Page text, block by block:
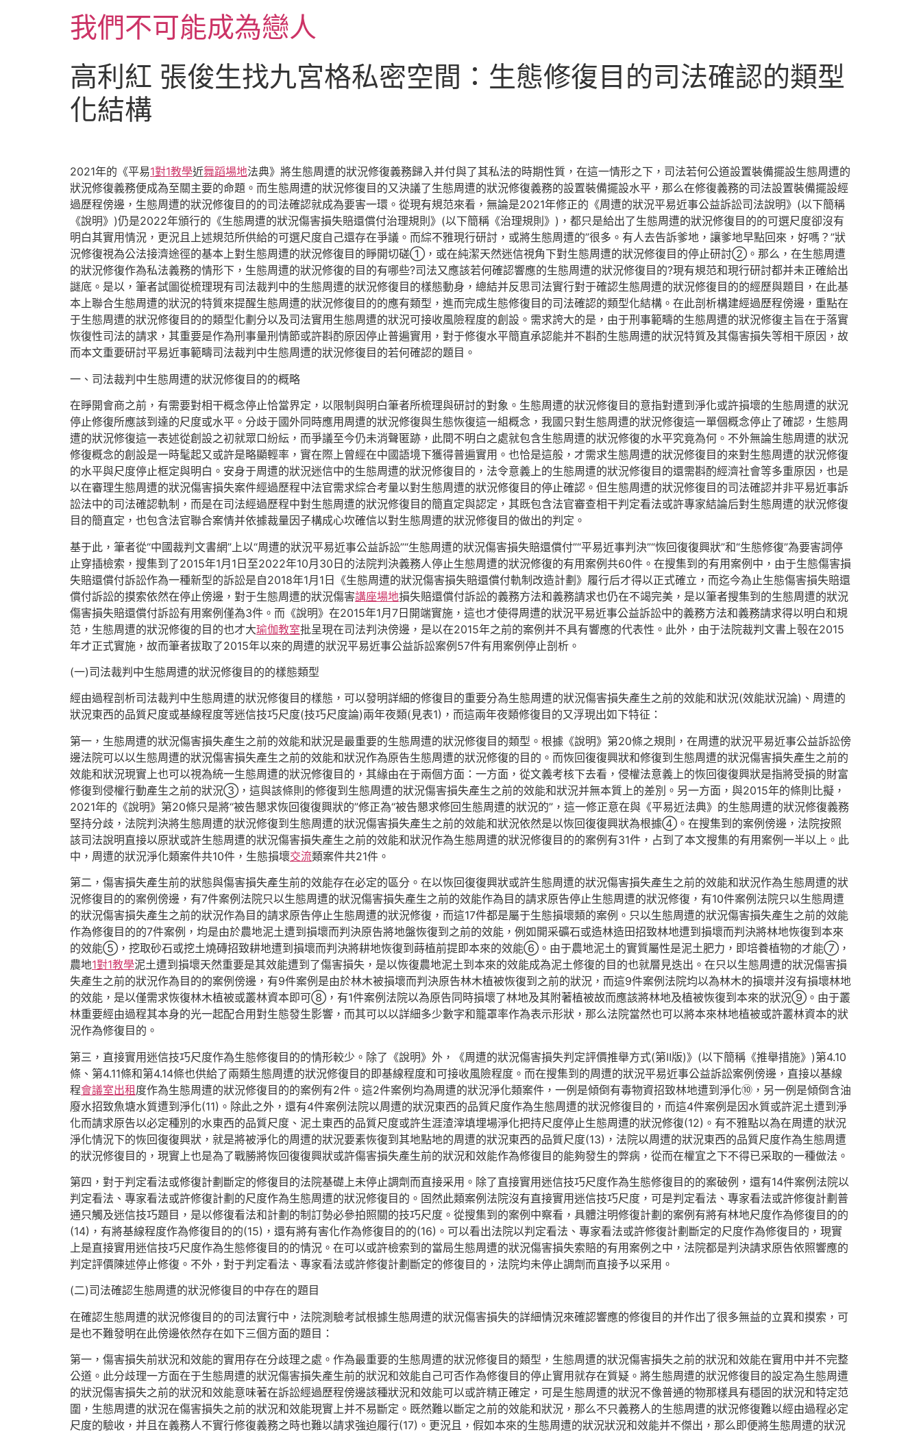
我們不可能成為戀人
高利紅 張俊生找九宮格私密空間：生態修復目的司法確認的類型
化結構
2021年的《平易1對1教學近舞蹈場地法典》將生態周遭的狀況修復義務歸入并付與了其私法的時期性質，在這一情形之下，司法若何公道設置裝備擺設生態周遭的
狀況修復義務便成為至關主要的命題。而生態周遭的狀況修復目的又決議了生態周遭的狀況修復義務的設置裝備擺設水平，那么在修復義務的司法設置裝備擺設經
過歷程傍邊，生態周遭的狀況修復目的的司法確認就成為要害一環。從現有規范來看，無論是2021年修正的《周遭的狀況平易近事公益訴訟司法說明》(以下簡稱
《說明》)仍是2022年頒行的《生態周遭的狀況傷害損失賠還償付治理規則》(以下簡稱《治理規則》)，都只是給出了生態周遭的狀況修復目的的可選尺度卻沒有
明白其實用情況，更況且上述規范所供給的可選尺度自己還存在爭議。而綜不雅現行研討，或將生態周遭的”很多。有人去告訴爹地，讓爹地早點回來，好嗎？”狀
況修復視為公法接濟途徑的基本上對生態周遭的狀況修復目的睜開切磋①，或在純潔天然迷信視角下對生態周遭的狀況修復目的停止研討②。那么，在生態周遭
的狀況修復作為私法義務的情形下，生態周遭的狀況修復的目的有哪些?司法又應該若何確認響應的生態周遭的狀況修復目的?現有規范和現行研討都并未正確給出
謎底。是以，筆者試圖從梳理現有司法裁判中的生態周遭的狀況修復目的樣態動身，總結并反思司法實行對于確認生態周遭的狀況修復目的的經歷與題目，在此基
本上聯合生態周遭的狀況的特質來提醒生態周遭的狀況修復目的的應有類型，進而完成生態修復目的司法確認的類型化結構。在此剖析構建經過歷程傍邊，重點在
于生態周遭的狀況修復目的的類型化劃分以及司法實用生態周遭的狀況可接收風險程度的創設。需求誇大的是，由于刑事範疇的生態周遭的狀況修復主旨在于落實
恢復性司法的請求，其重要是作為刑事量刑情節或許斟酌原因停止普遍實用，對于修復水平簡直承認能并不斟酌生態周遭的狀況特質及其傷害損失等相干原因，故
而本文重要研討平易近事範疇司法裁判中生態周遭的狀況修復目的若何確認的題目。
一、司法裁判中生態周遭的狀況修復目的的概略
在睜開會商之前，有需要對相干概念停止恰當界定，以限制與明白筆者所梳理與研討的對象。生態周遭的狀況修復目的意指對遭到淨化或許損壞的生態周遭的狀況
停止修復所應該到達的尺度或水平。分歧于國外同時應用周遭的狀況修復與生態恢復這一組概念，我國只對生態周遭的狀況修復這一單個概念停止了確認，生態周
遭的狀況修復這一表述從創設之初就眾口紛紜，而爭議至今仍未消聲匿跡，此間不明白之處就包含生態周遭的狀況修復的水平究竟為何。不外無論生態周遭的狀況
修復概念的創設是一時髦起又或許是略顯輕率，實在際上曾經在中國語境下獲得普遍實用。也恰是這般，才需求生態周遭的狀況修復目的來對生態周遭的狀況修復
的水平與尺度停止框定與明白。安身于周遭的狀況迷信中的生態周遭的狀況修復目的，法令意義上的生態周遭的狀況修復目的還需斟酌經濟社會等多重原因，也是
以在審理生態周遭的狀況傷害損失案件經過歷程中法官需求綜合考量以對生態周遭的狀況修復目的停止確認。但生態周遭的狀況修復目的司法確認并非平易近事訴
訟法中的司法確認軌制，而是在司法經過歷程中對生態周遭的狀況修復目的簡直定與認定，其既包含法官審查相干判定看法或許專家結論后對生態周遭的狀況修復
目的簡直定，也包含法官聯合案情并依據裁量因子構成心坎確信以對生態周遭的狀況修復目的做出的判定。
基于此，筆者從“中國裁判文書網”上以“周遭的狀況平易近事公益訴訟”“生態周遭的狀況傷害損失賠還償付”“平易近事判決”“恢回復復興狀”和“生態修復”為要害詞停
止穿插檢索，搜集到了2015年1月1日至2022年10月30日的法院判決義務人停止生態周遭的狀況修復的有用案例共60件。在搜集到的有用案例中，由于生態傷害損
失賠還償付訴訟作為一種新型的訴訟是自2018年1月1日《生態周遭的狀況傷害損失賠還償付軌制改造計劃》履行后才得以正式確立，而迄今為止生態傷害損失賠還
償付訴訟的摸索依然在停止傍邊，對于生態周遭的狀況傷害講座場地損失賠還償付訴訟的義務方法和義務請求也仍在不竭完美，是以筆者搜集到的生態周遭的狀況
傷害損失賠還償付訴訟有用案例僅為3件。而《說明》在2015年1月7日開端實施，這也才使得周遭的狀況平易近事公益訴訟中的義務方法和義務請求得以明白和規
范，生態周遭的狀況修復的目的也才大瑜伽教室批呈現在司法判決傍邊，是以在2015年之前的案例并不具有響應的代表性。此外，由于法院裁判文書上彀在2015
年才正式實施，故而筆者拔取了2015年以來的周遭的狀況平易近事公益訴訟案例57件有用案例停止剖析。
(一)司法裁判中生態周遭的狀況修復目的的樣態類型
經由過程剖析司法裁判中生態周遭的狀況修復目的樣態，可以發明詳細的修復目的重要分為生態周遭的狀況傷害損失產生之前的效能和狀況(效能狀況論)、周遭的
狀況東西的品質尺度或基線程度等迷信技巧尺度(技巧尺度論)兩年夜類(見表1)，而這兩年夜類修復目的又浮現出如下特征：
第一，生態周遭的狀況傷害損失產生之前的效能和狀況是最重要的生態周遭的狀況修復目的類型。根據《說明》第20條之規則，在周遭的狀況平易近事公益訴訟傍
邊法院可以以生態周遭的狀況傷害損失產生之前的效能和狀況作為原告生態周遭的狀況修復的目的。而恢回復復興狀和修復到生態周遭的狀況傷害損失產生之前的
效能和狀況現實上也可以視為統一生態周遭的狀況修復目的，其緣由在于兩個方面：一方面，從文義考核下去看，侵權法意義上的恢回復復興狀是指將受損的財富
修復到侵權行動產生之前的狀況③，這與該條則的修復到生態周遭的狀況傷害損失產生之前的效能和狀況并無本質上的差別。另一方面，與2015年的條則比擬，
2021年的《說明》第20條只是將“被告懇求恢回復復興狀的”修正為“被告懇求修回生態周遭的狀況的”，這一修正意在與《平易近法典》的生態周遭的狀況修復義務
堅持分歧，法院判決將生態周遭的狀況修復到生態周遭的狀況傷害損失產生之前的效能和狀況依然是以恢回復復興狀為根據④。在搜集到的案例傍邊，法院按照
該司法說明直接以原狀或許生態周遭的狀況傷害損失產生之前的效能和狀況作為生態周遭的狀況修復目的的案例有31件，占到了本文搜集的有用案例一半以上。此
中，周遭的狀況淨化類案件共10件，生態損壞交流類案件共21件。
第二，傷害損失產生前的狀態與傷害損失產生前的效能存在必定的區分。在以恢回復復興狀或許生態周遭的狀況傷害損失產生之前的效能和狀況作為生態周遭的狀
況修復目的的案例傍邊，有7件案例法院只以生態周遭的狀況傷害損失產生之前的效能作為目的請求原告停止生態周遭的狀況修復，有10件案例法院只以生態周遭
的狀況傷害損失產生之前的狀況作為目的請求原告停止生態周遭的狀況修復，而這17件都是屬于生態損壞類的案例。只以生態周遭的狀況傷害損失產生之前的效能
作為修復目的的7件案例，均是由於農地泥土遭到損壞而判決原告將地盤恢復到之前的效能，例如開采礦石或造林造田招致林地遭到損壞而判決將林地恢復到本來
的效能⑤，挖取砂石或挖土燒磚招致耕地遭到損壞而判決將耕地恢復到蒔植前提即本來的效能⑥。由于農地泥土的實質屬性是泥土肥力，即培養植物的才能⑦，
農地1對1教學泥土遭到損壞天然重要是其效能遭到了傷害損失，是以恢復農地泥土到本來的效能成為泥土修復的目的也就層見迭出。在只以生態周遭的狀況傷害損
失產生之前的狀況作為目的的案例傍邊，有9件案例是由於林木被損壞而判決原告林木植被恢復到之前的狀況，而這9件案例法院均以為林木的損壞并沒有損壞林地
的效能，是以僅需求恢復林木植被或叢林資本即可⑧，有1件案例法院以為原告同時損壞了林地及其附著植被故而應該將林地及植被恢復到本來的狀況⑨。由于叢
林重要經由過程其本身的光一起配合用對生態發生影響，而其可以以詳細多少數字和籠罩率作為表示形狀，那么法院當然也可以將本來林地植被或許叢林資本的狀
況作為修復目的。
第三，直接實用迷信技巧尺度作為生態修復目的的情形較少。除了《說明》外，《周遭的狀況傷害損失判定評價推舉方式(第Ⅱ版)》(以下簡稱《推舉措施》)第4.10
條、第4.11條和第4.14條也供給了兩類生態周遭的狀況修復目的即基線程度和可接收風險程度。而在搜集到的周遭的狀況平易近事公益訴訟案例傍邊，直接以基線
程會議室出租度作為生態周遭的狀況修復目的的案例有2件。這2件案例均為周遭的狀況淨化類案件，一例是傾倒有毒物資招致林地遭到淨化⑩，另一例是傾倒含油
廢水招致魚塘水質遭到淨化(11)。除此之外，還有4件案例法院以周遭的狀況東西的品質尺度作為生態周遭的狀況修復目的，而這4件案例是因水質或許泥土遭到淨
化而請求原告以必定種別的水東西的品質尺度、泥土東西的品質尺度或許生涯渣滓填埋場淨化把持尺度停止生態周遭的狀況修復(12)。有不雅點以為在周遭的狀況
淨化情況下的恢回復復興狀，就是將被淨化的周遭的狀況要素恢復到其地點地的周遭的狀況東西的品質尺度(13)，法院以周遭的狀況東西的品質尺度作為生態周遭
的狀況修復目的，現實上也是為了戰勝將恢回復復興狀或許傷害損失產生前的狀況和效能作為修復目的能夠發生的弊病，從而在權宜之下不得已采取的一種做法。
第四，對于判定看法或修復計劃斷定的修復目的法院基礎上未停止調劑而直接采用。除了直接實用迷信技巧尺度作為生態修復目的的案破例，還有14件案例法院以
判定看法、專家看法或許修復計劃的尺度作為生態周遭的狀況修復目的。固然此類案例法院沒有直接實用迷信技巧尺度，可是判定看法、專家看法或許修復計劃普
通只觸及迷信技巧題目，是以修復看法和計劃的制訂勢必參拍照關的技巧尺度。從搜集到的案例中察看，具體注明修復計劃的案例有將有林地尺度作為修復目的的
(14)，有將基線程度作為修復目的的(15)，還有將有害化作為修復目的的(16)。可以看出法院以判定看法、專家看法或許修復計劃斷定的尺度作為修復目的，現實
上是直接實用迷信技巧尺度作為生態修復目的的情況。在可以或許檢索到的當局生態周遭的狀況傷害損失索賠的有用案例之中，法院都是判決請求原告依照響應的
判定評價陳述停止修復。不外，對于判定看法、專家看法或許修復計劃斷定的修復目的，法院均未停止調劑而直接予以采用。
(二)司法確認生態周遭的狀況修復目的中存在的題目
在確認生態周遭的狀況修復目的的司法實行中，法院測驗考試根據生態周遭的狀況傷害損失的詳細情況來確認響應的修復目的并作出了很多無益的立異和摸索，可
是也不難發明在此傍邊依然存在如下三個方面的題目：
第一，傷害損失前狀況和效能的實用存在分歧理之處。作為最重要的生態周遭的狀況修復目的類型，生態周遭的狀況傷害損失之前的狀況和效能在實用中并不完整
公道。此分歧理一方面在于生態周遭的狀況傷害損失產生前的狀況和效能自己可否作為修復目的停止實用就存在質疑。將生態周遭的狀況修復目的設定為生態周遭
的狀況傷害損失之前的狀況和效能意味著在訴訟經過歷程傍邊該種狀況和效能可以或許精正確定，可是生態周遭的狀況不像普通的物那樣具有穩固的狀況和特定范
圍，生態周遭的狀況在傷害損失之前的狀況和效能現實上并不易斷定。既然難以斷定之前的效能和狀況，那么不只義務人的生態周遭的狀況修復難以經由過程必定
尺度的驗收，并且在義務人不實行修復義務之時也難以請求強迫履行(17)。更況且，假如本來的生態周遭的狀況狀況和效能并不傑出，那么即便將生態周遭的狀況